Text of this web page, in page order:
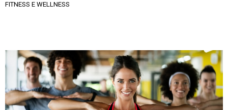
Email Marketing
Fatturazione
Financial Solutions
FITNESS E WELLNESS